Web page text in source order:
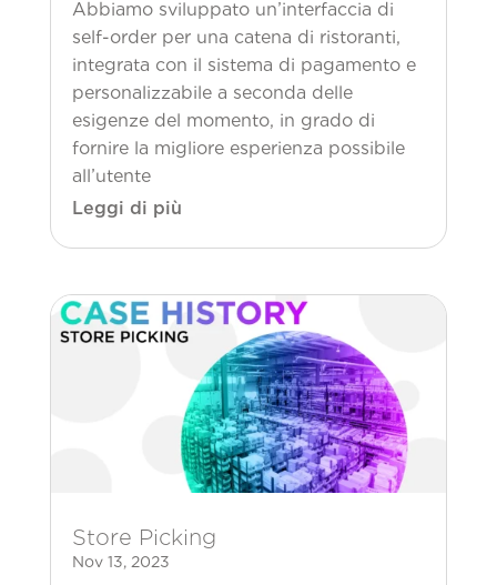
Abbiamo sviluppato un’interfaccia di
self-order per una catena di ristoranti,
integrata con il sistema di pagamento e
personalizzabile a seconda delle
esigenze del momento, in grado di
fornire la migliore esperienza possibile
all’utente
Leggi di più
Store Picking
Nov 13, 2023